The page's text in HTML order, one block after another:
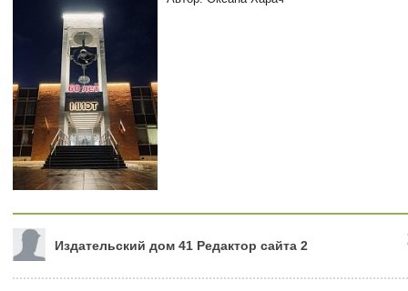
Издательский дом 41 Редактор сайта 2